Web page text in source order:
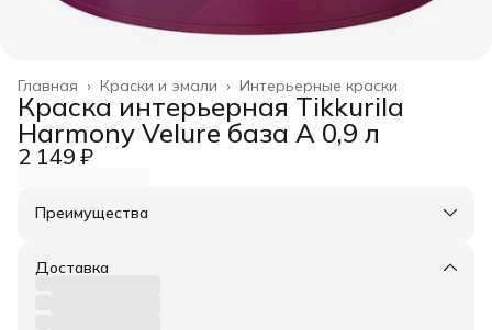
Интерьерные краски
Краски и эмали ›
Главная ›
Краска интерьерная Tikkurila
Harmony Velure база А 0,9 л
2 149 ₽
Преимущества
Оплата частями в Сплит
Удобный возврат
Доставка